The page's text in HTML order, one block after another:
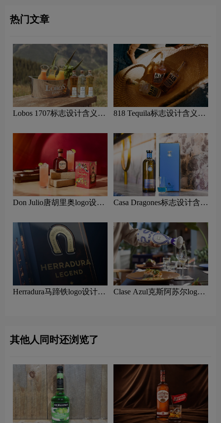
热门文章
Lobos 1707标志设计含义及
818 Tequila标志设计含义及
Don Julio唐胡里奥logo设计
Casa Dragones标志设计含义
Herradura马蹄铁logo设计含
Clase Azul克斯阿苏尔logo
其他人同时还浏览了